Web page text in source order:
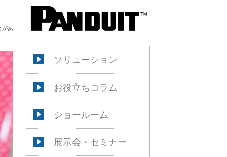
ソリューション
お役立ちコラム
ショールーム
展示会・セミナー
があ